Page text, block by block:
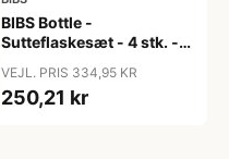
BIBS Bottle -
Sutteflaskesæt - 4 stk. -
- Ivory
VEJL. PRIS 334,95 KR
250,21 kr